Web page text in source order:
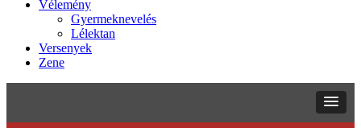
Vélemény
Gyermeknevelés
Lélektan
Versenyek
Zene